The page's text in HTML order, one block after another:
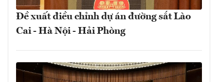
Đề xuất điều chỉnh dự án đường sắt Lào
Cai - Hà Nội - Hải Phòng